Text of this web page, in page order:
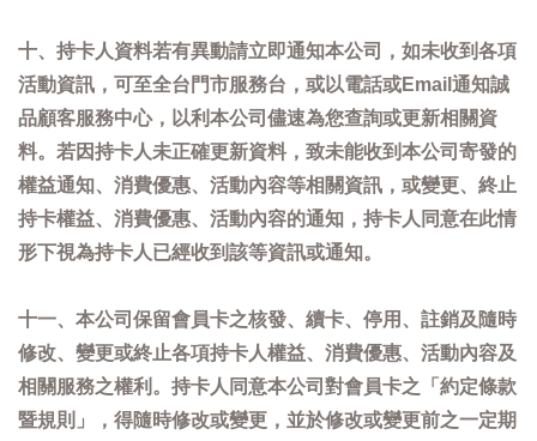
十、持卡人資料若有異動請立即通知本公司，如未收到各項
活動資訊，可至全台門市服務台，或以電話或Email通知誠
品顧客服務中心，以利本公司儘速為您查詢或更新相關資
料。若因持卡人未正確更新資料，致未能收到本公司寄發的
權益通知、消費優惠、活動內容等相關資訊，或變更、終止
持卡權益、消費優惠、活動內容的通知，持卡人同意在此情
形下視為持卡人已經收到該等資訊或通知。
十一、本公司保留會員卡之核發、續卡、停用、註銷及隨時
修改、變更或終止各項持卡人權益、消費優惠、活動內容及
相關服務之權利。持卡人同意本公司對會員卡之「約定條款
暨規則」，得隨時修改或變更，並於修改或變更前之一定期